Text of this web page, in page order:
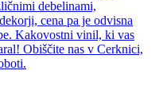
debelinami,
cena pa je odvisna
Kakovostni vinil, ki vas
Obiščite nas v Cerknici,